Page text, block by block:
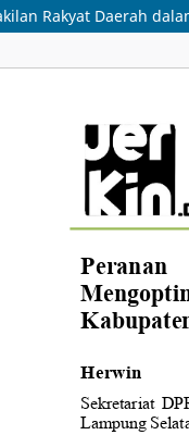
Rakyat Daerah